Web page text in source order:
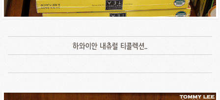
하와이안 내츄럴 티콜렉션..